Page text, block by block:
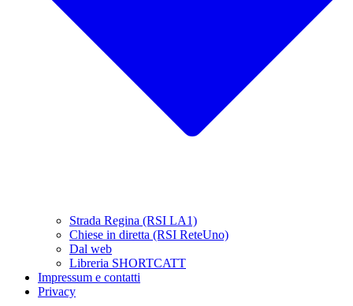
Strada Regina (RSI LA1)
Chiese in diretta (RSI ReteUno)
Dal web
Libreria SHORTCATT
Impressum e contatti
Privacy